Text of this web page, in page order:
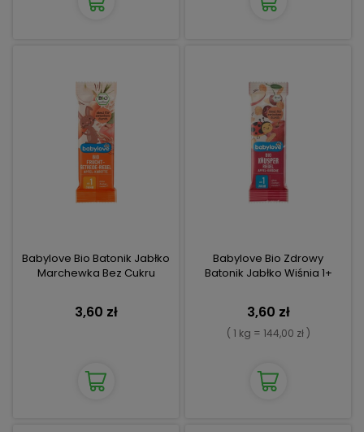
Babylove Bio Batonik Jabłko
Marchewka Bez Cukru
3,60 zł
Babylove Bio Zdrowy
Batonik Jabłko Wiśnia 1+
3,60 zł
( 1 kg = 144,00 zł )